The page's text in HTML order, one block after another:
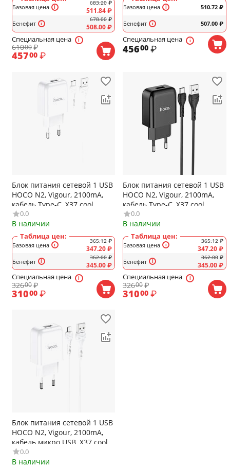
Базовая цена
Бенефит
683.20 ₽
511.84₽
678.00 ₽
508.00₽
Специальная цена
61000 ₽
45700 ₽
Базовая цена
Бенефит
510.72₽
507.00₽
Специальная цена
45600 ₽
Блок питания сетевой 1 USB
HOCO N2, Vigour, 2100mA,
кабель Type-C, X37 cool,
цвет: белый
0.0
В наличии
Таблица цен:
Базовая цена
Бенефит
365.12 ₽
347.20₽
362.00 ₽
345.00₽
Специальная цена
32600 ₽
31000 ₽
Блок питания сетевой 1 USB
HOCO N2, Vigour, 2100mA,
кабель Type-C, X37 cool,
цвет: чёрный
0.0
В наличии
Таблица цен:
Базовая цена
Бенефит
365.12 ₽
347.20₽
362.00 ₽
345.00₽
Специальная цена
32600₽
31000 ₽
Блок питания сетевой 1 USB
HOCO N2, Vigour, 2100mA,
кабель микро USB, X37 cool,
цвет: белый
0.0
В наличии